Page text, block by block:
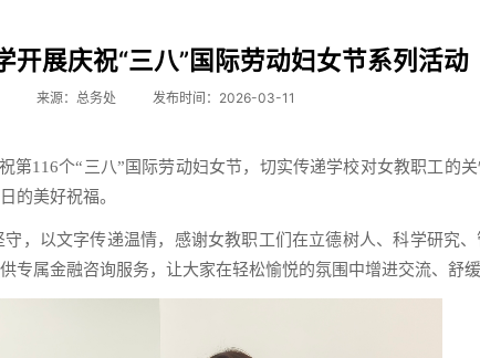
开展庆祝“三八”国际劳动妇女节系列活动
来源：总务处 发布时间：2026-03-11
第116个“三八”国际劳动妇女节，切实传递学校对女教职工的
的美好祝福。
，以文字传递温情，感谢女教职工们在立德树人、科学研究
属金融咨询服务，让大家在轻松愉悦的氛围中增进交流、舒缓